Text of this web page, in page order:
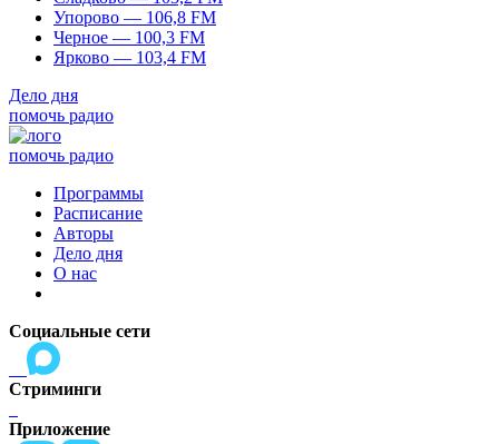
Упорово — 106,8 FM
Черное — 100,3 FM
Ярково — 103,4 FM
Дело дня
помочь радио
помочь радио
Программы
Расписание
Авторы
Дело дня
О нас
Социальные сети
Стриминги
Приложение